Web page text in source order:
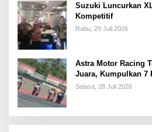
Suzuki Luncurkan
Kompetitif
Rabu, 29 Juli 2026
Astra Motor Racing
Juara, Kumpulkan 7
Racing Series
Selasa, 28 Juli 2026